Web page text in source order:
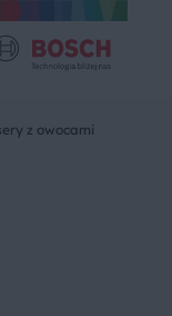
z owocami